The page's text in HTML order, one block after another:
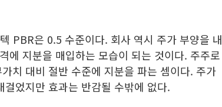
PBR은 0.5 수준이다. 회사 역시 주가 부양을 내
에 지분을 매입하는 모습이 되는 것이다. 주주로
치 대비 절반 수준에 지분을 파는 셈이다. 주가
었지만 효과는 반감될 수밖에 없다.